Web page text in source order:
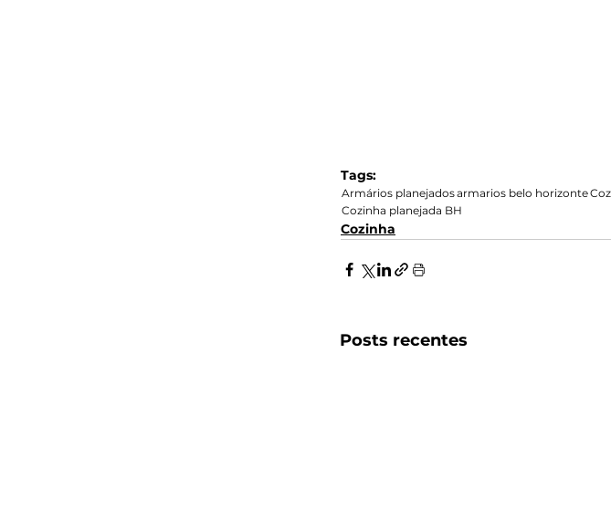
Tags:
Armários planejadosarmarios belo horizonte
Cozinha planejada BH
Cozinha
Posts recentes